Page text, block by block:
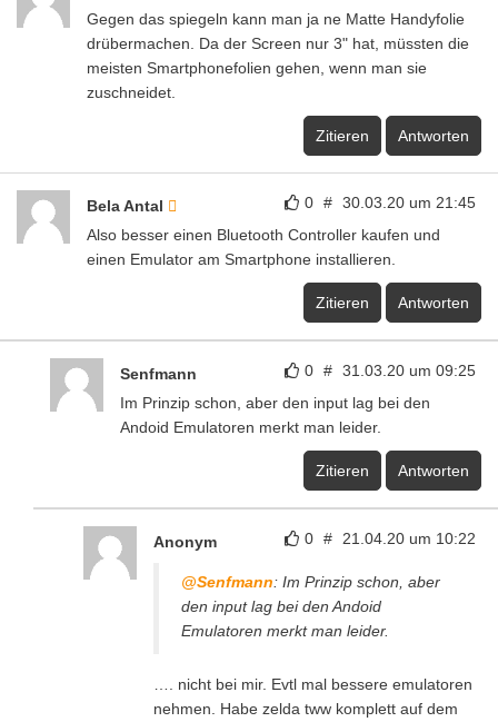
Gegen das spiegeln kann man ja ne Matte Handyfolie
drübermachen. Da der Screen nur 3" hat, müssten die
meisten Smartphonefolien gehen, wenn man sie
zuschneidet.
Zitieren Antworten
0 # 30.03.20 um 21:45
Bela Antal
Also besser einen Bluetooth Controller kaufen und
einen Emulator am Smartphone installieren.
Zitieren Antworten
0 # 31.03.20 um 09:25
Senfmann
Im Prinzip schon, aber den input lag bei den
Andoid Emulatoren merkt man leider.
Zitieren Antworten
0 # 21.04.20 um 10:22
Anonym
@Senfmann: Im Prinzip schon, aber
den input lag bei den Andoid
Emulatoren merkt man leider.
…. nicht bei mir. Evtl mal bessere emulatoren
nehmen. Habe zelda tww komplett auf dem